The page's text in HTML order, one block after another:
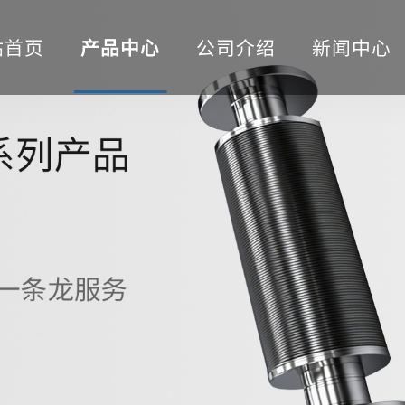
页 产品中心 公司介绍 新闻中心